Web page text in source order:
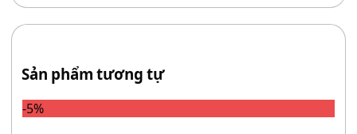
Sản phẩm tương tự
-5%